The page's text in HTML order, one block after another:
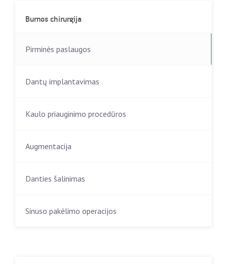
Burnos chirurgija
Pirminės paslaugos
Dantų implantavimas
Kaulo priauginimo procedūros
Augmentacija
Danties šalinimas
Sinuso pakėlimo operacijos